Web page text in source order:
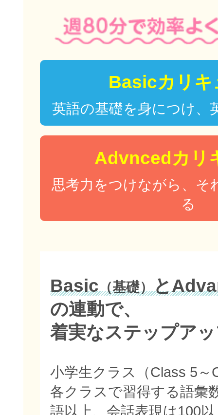
Basicカリキ
英語の基礎を身につけ、
Advncedカリ
思考力をつけながら、そ
る
Basic（基礎）と
の連動で、
着実なステップア
小学生クラス（Class 5～
各クラスで習得する語彙
語以上、会話表現は100